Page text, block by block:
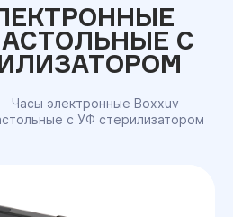
С
Часы электронные Boxxuv
с УФ стерилизатором